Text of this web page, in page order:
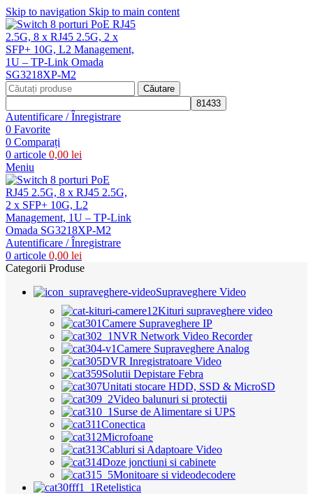
Skip to navigation Skip to main content
Căutare
Autentificare / Înregistrare
0 Favorite
0 Comparați
0 articole 0,00 lei
Meniu
Autentificare / Înregistrare
0 articole 0,00 lei
Categorii Produse
Supraveghere Video
Kituri supraveghere video
Camere Supraveghere IP
NVR Network Video Recorder
Camere Supraveghere Analog
DVR Inregistratoare Video
Solutii Depistare Febra
Unitati stocare HDD, SSD & MicroSD
Video balunuri si protectii
Surse de Alimentare si UPS
Conectica
Microfoane
Cabluri si Adaptoare Video
Doze jonctiuni si cabinete
Monitoare si videodecodere
Retelistica